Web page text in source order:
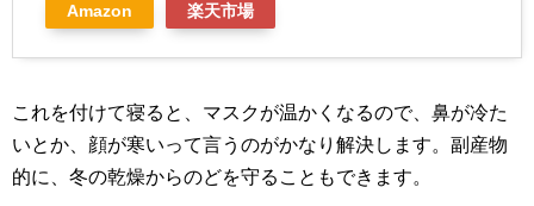
Amazon 楽天市場
これを付けて寝ると、マスクが温かくなるので、鼻が冷た
いとか、顔が寒いって言うのがかなり解決します。副産物
的に、冬の乾燥からのどを守ることもできます。